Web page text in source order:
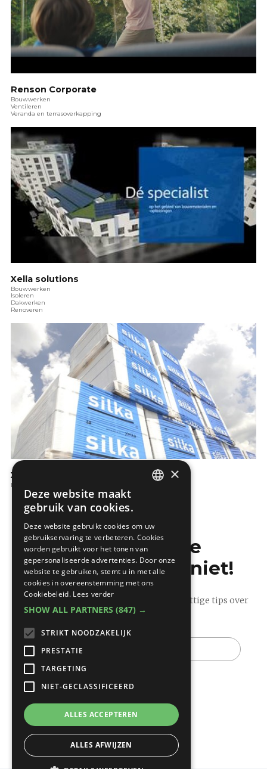
Renson Corporate
Bouwwerken
Ventileren
Veranda en terrasoverkapping
Xella solutions
Bouwwerken
Isoleren
Dakwerken
Renoveren
Xella renovatieconcepten
Bouwwerken
Mis de laatste
bouwnieuwtjes niet!
Ontvang onze wekelijkse updates vol nuttige tips over
bouwen en verbouwen.
E-
mail
×
Deze website maakt
gebruik van cookies.
Deze website gebruikt cookies om uw
gebruikservaring te verbeteren. Cookies
worden gebruikt voor het tonen van
gepersonaliseerde advertenties. Door onze
website te gebruiken, stemt u in met alle
cookies in overeenstemming met ons
Cookiebeleid. Lees verder
SHOW ALL PARTNERS (847) →
STRIKT NOODZAKELIJK
PRESTATIE
TARGETING
NIET-GECLASSIFICEERD
ALLES ACCEPTEREN
ALLES AFWIJZEN